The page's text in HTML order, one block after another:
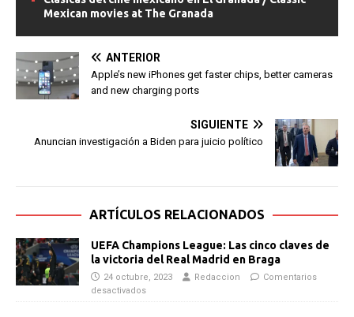
Mexican movies at The Granada
ANTERIOR
Apple’s new iPhones get faster chips, better cameras
and new charging ports
SIGUIENTE
Anuncian investigación a Biden para juicio político
ARTÍCULOS RELACIONADOS
UEFA Champions League: Las cinco claves de
la victoria del Real Madrid en Braga
24 octubre, 2023 Redaccion
Comentarios
desactivados